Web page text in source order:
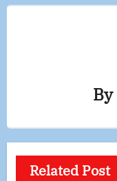
By
Related Post